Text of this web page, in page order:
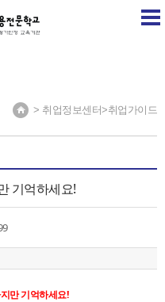
> 취업정보센터>취업가이드
기억하세요!
만 기억하세요!